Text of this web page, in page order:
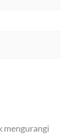
mengurangi